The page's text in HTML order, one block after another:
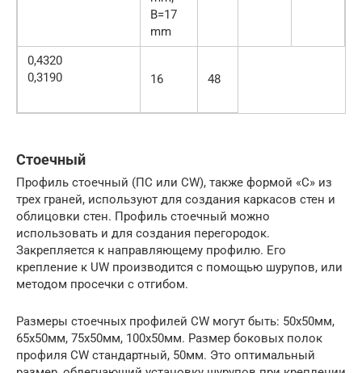
B=17
mm
0,4320
0,3190
16 48
Стоечный
Профиль стоечный (ПС или CW), также формой «С» из
трех граней, используют для создания каркасов стен и
облицовки стен. Профиль стоечный можно
использовать и для создания перегородок.
Закрепляется к направляющему профилю. Его
крепление к UW производится с помощью шурупов, или
методом просечки с отгибом.
Размеры стоечных профилей CW могут быть: 50х50мм,
65х50мм, 75х50мм, 100х50мм. Размер боковых полок
профиля CW стандартный, 50мм. Это оптимальный